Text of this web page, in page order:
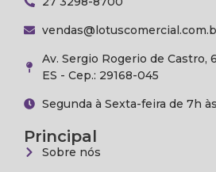
Av. Sergio Rogerio de Castro,
ES - Cep.: 29168-045
Segunda à Sexta-feira de 7h
Principal
Sobre nós